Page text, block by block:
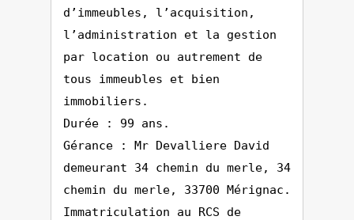
d’immeubles, l’acquisition,
l’administration et la gestion
par location ou autrement de
tous immeubles et bien
immobiliers.
Durée : 99 ans.
Gérance : Mr Devalliere David
demeurant 34 chemin du merle, 34
chemin du merle, 33700 Mérignac.
Immatriculation au RCS de